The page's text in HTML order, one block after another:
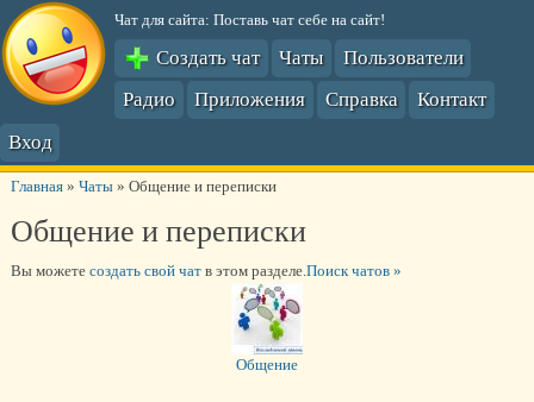
Чат для сайта: Поставь чат себе на сайт!
Создать чат Чаты
Пользователи
Радио
Приложения Справка
Контакт
Вход
Главная» Чаты» Общение и переписки
Общение и переписки
Вы можете создать свой чатв этом разделе.Поиск чатов »
Общение